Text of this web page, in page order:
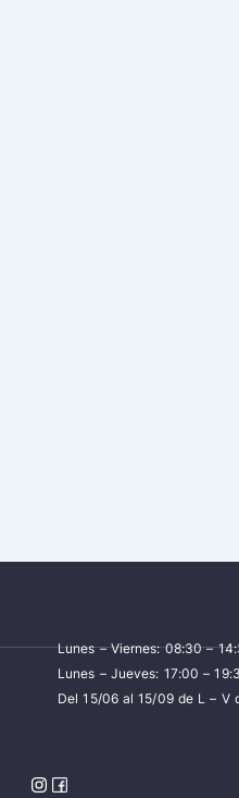
Lunes – Viernes: 08:30 –
Lunes – Jueves: 17:00 –
Del 15/06 al 15/09 de L – V